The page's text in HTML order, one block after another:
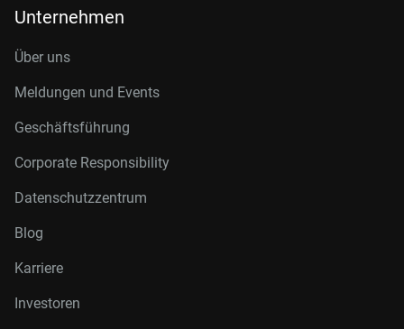
Unternehmen
Über uns
Meldungen und Events
Geschäftsführung
Corporate Responsibility
Datenschutzzentrum
Blog
Karriere
Investoren